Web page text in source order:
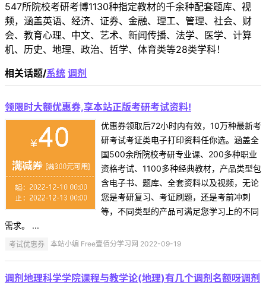
547所院校考研考博1130种指定教材的千余种配套题库、视
频，涵盖英语、经济、证券、金融、理工、管理、社会、财
会、教育心理、中文、艺术、新闻传播、法学、医学、计算
机、历史、地理、政治、哲学、体育类等28类学科！
相关话题/系统 调剂
领限时大额优惠券,享本站正版考研考试资料!
优惠券领取后72小时内有效，10万种最新考
研考试考证类电子打印资料任你选。涵盖全
国500余所院校考研专业课、200多种职业
资格考试、1100多种经典教材，产品类型包
含电子书、题库、全套资料以及视频，无论
您是考研复习、考证刷题，还是考前冲刺
等，不同类型的产品可满足您学习上的不同
需求。 ...
考试优惠券 本站小编 Free壹佰分学习网 2022-09-19
调剂地理科学学院课程与教学论(地理)有几个调剂名额呀调剂